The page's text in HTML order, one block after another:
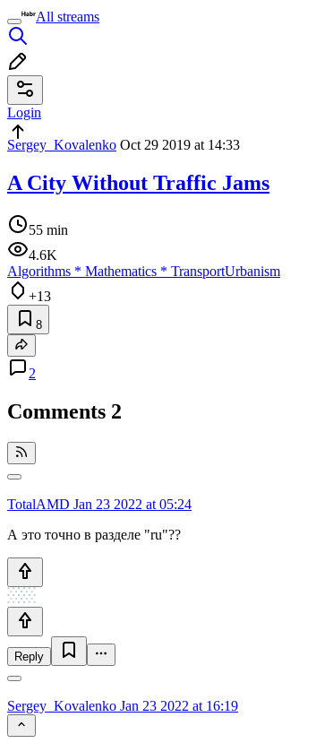
All streams
Login
Sergey_Kovalenko Oct 29 2019 at 14:33
A City Without Traffic Jams
55 min
4.6K
Algorithms * Mathematics * TransportUrbanism
+13
8
2
Comments 2
TotalAMD Jan 23 2022 at 05:24
А это точно в разделе "ru"??
Reply
Sergey_Kovalenko Jan 23 2022 at 16:19